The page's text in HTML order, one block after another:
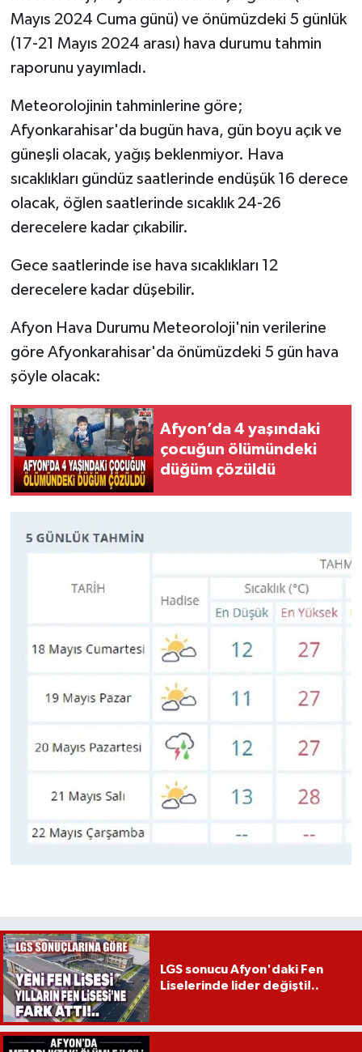
Mayıs 2024 Cuma günü) ve önümüzdeki 5 günlük
(17-21 Mayıs 2024 arası) hava durumu tahmin
raporunu yayımladı.
Meteorolojinin tahminlerine göre;
Afyonkarahisar'da bugün hava, gün boyu açık ve
güneşli olacak, yağış beklenmiyor. Hava
sıcaklıkları gündüz saatlerinde endüşük 16 derece
olacak, öğlen saatlerinde sıcaklık 24-26
derecelere kadar çıkabilir.
Gece saatlerinde ise hava sıcaklıkları 12
derecelere kadar düşebilir.
Afyon Hava Durumu Meteoroloji'nin verilerine
göre Afyonkarahisar'da önümüzdeki 5 gün hava
şöyle olacak:
Afyon’da 4 yaşındaki
çocuğun ölümündeki
düğüm çözüldü
LGS sonucu Afyon'daki Fen
Liselerinde lider değişti!..